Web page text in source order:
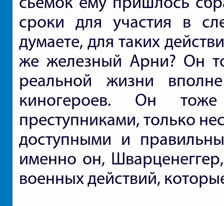
сроки для участия в
думаете, для таких
же железный Арни? Он
реальной жизни
киногероев. Он
преступниками, только
доступными и
именно он,
военных действий,